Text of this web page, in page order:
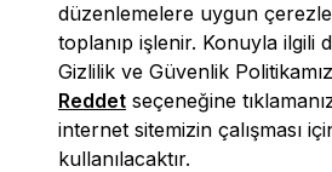
LokmanAVM
düzenlemelere uygun
toplanıp işlenir. Konuyla ilgili
Gizlilik ve Güvenlik
Reddet seçeneğine
internet sitemizin çalışması
kullanılacaktır.